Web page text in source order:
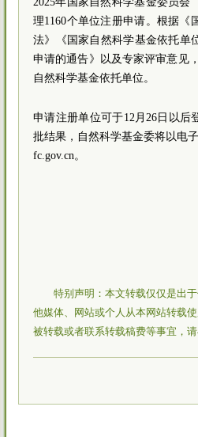
理1160个单位注册申请。根据《
法》《国家自然科学基金依托单
申请的通告》以及专家评审意见
自然科学基金依托单位。
申请注册单位可于12月26日以后
批结果，自然科学基金委将以电
fc.gov.cn。
特别声明：本文转载仅仅是出
他媒体、网站或个人从本网站转载
被转载或者联系转载稿费等事宜，请